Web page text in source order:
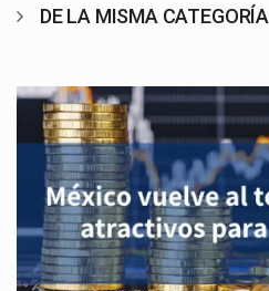
DE LA MISMA CATEGORÍA